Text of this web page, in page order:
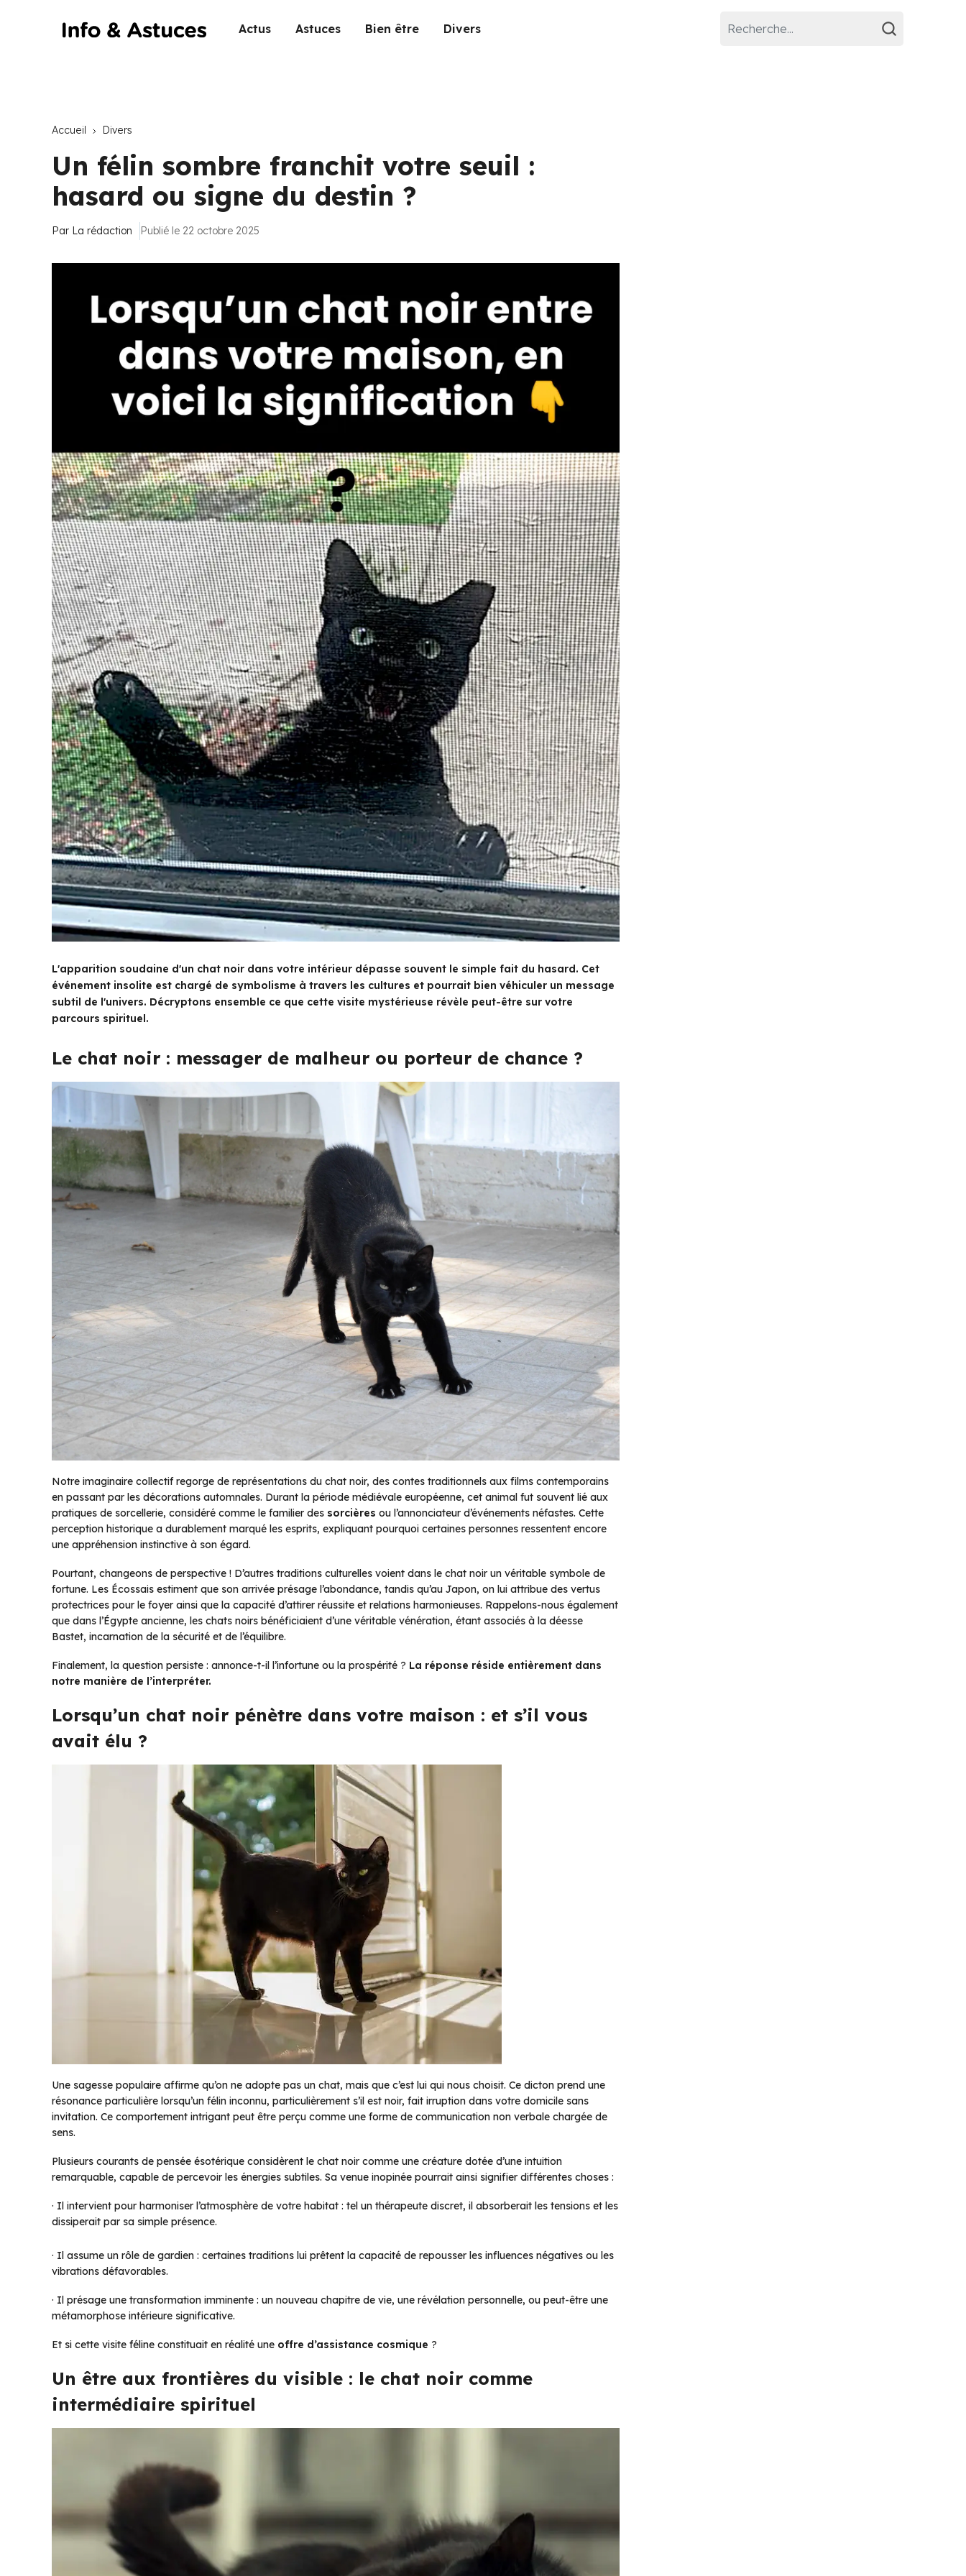
Actus Astuces Bien être Divers
Accueil Divers
Un félin sombre franchit votre seuil :
hasard ou signe du destin ?
Par La rédaction Publié le 22 octobre 2025
L'apparition soudaine d'un chat noir dans votre intérieur dépasse souvent le simple fait du hasard. Cet
événement insolite est chargé de symbolisme à travers les cultures et pourrait bien véhiculer un message
subtil de l'univers. Décryptons ensemble ce que cette visite mystérieuse révèle peut-être sur votre
parcours spirituel.
Le chat noir : messager de malheur ou porteur de chance ?
Notre imaginaire collectif regorge de représentations du chat noir, des contes traditionnels aux films contemporains
en passant par les décorations automnales. Durant la période médiévale européenne, cet animal fut souvent lié aux
pratiques de sorcellerie, considéré comme le familier des sorcières ou l’annonciateur d’événements néfastes. Cette
perception historique a durablement marqué les esprits, expliquant pourquoi certaines personnes ressentent encore
une appréhension instinctive à son égard.
Pourtant, changeons de perspective ! D’autres traditions culturelles voient dans le chat noir un véritable symbole de
fortune. Les Écossais estiment que son arrivée présage l’abondance, tandis qu’au Japon, on lui attribue des vertus
protectrices pour le foyer ainsi que la capacité d’attirer réussite et relations harmonieuses. Rappelons-nous également
que dans l’Égypte ancienne, les chats noirs bénéficiaient d’une véritable vénération, étant associés à la déesse
Bastet, incarnation de la sécurité et de l’équilibre.
Finalement, la question persiste : annonce-t-il l’infortune ou la prospérité ? La réponse réside entièrement dans
notre manière de l’interpréter.
Lorsqu’un chat noir pénètre dans votre maison : et s’il vous
avait élu ?
Une sagesse populaire affirme qu’on ne adopte pas un chat, mais que c’est lui qui nous choisit. Ce dicton prend une
résonance particulière lorsqu’un félin inconnu, particulièrement s’il est noir, fait irruption dans votre domicile sans
invitation. Ce comportement intrigant peut être perçu comme une forme de communication non verbale chargée de
sens.
Plusieurs courants de pensée ésotérique considèrent le chat noir comme une créature dotée d’une intuition
remarquable, capable de percevoir les énergies subtiles. Sa venue inopinée pourrait ainsi signifier différentes choses :
· Il intervient pour harmoniser l’atmosphère de votre habitat : tel un thérapeute discret, il absorberait les tensions et les
dissiperait par sa simple présence.
· Il assume un rôle de gardien : certaines traditions lui prêtent la capacité de repousser les influences négatives ou les
vibrations défavorables.
· Il présage une transformation imminente : un nouveau chapitre de vie, une révélation personnelle, ou peut-être une
métamorphose intérieure significative.
Et si cette visite féline constituait en réalité une offre d’assistance cosmique ?
Un être aux frontières du visible : le chat noir comme
intermédiaire spirituel